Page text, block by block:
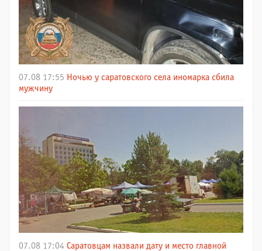
07.08 17:55 Ночью у саратовского села иномарка сбила
мужчину
07.08 17:04 Саратовцам назвали дату и место главной